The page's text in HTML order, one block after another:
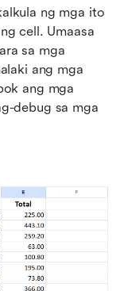
ng mga ito
cell. Umaasa
sa mga
ang mga
ang mga
debug sa mga